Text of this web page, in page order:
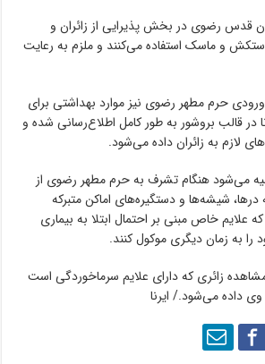
قدس رضوی در بخش پذیرایی از زائران و
دستکش و ماسک استفاده می‌کنند و ملزم به رعایت
حرم مطهر رضوی نیز موارد بهداشتی برای
در قالب بروشور به طور کامل اطلاع‌رسانی شده و
لازم به زائران داده می‌شود.
می‌شود هنگام تشرف به حرم مطهر رضوی از
شیشه‌ها و دستگیره‌های اماکن متبرکه
علایم خاص مبنی بر احتمال ابتلا به بیماری
را به زمان دیگری موکول کنند.
زائری که دارای علایم سرماخوردگی است
داده می‌شود./ ایرنا